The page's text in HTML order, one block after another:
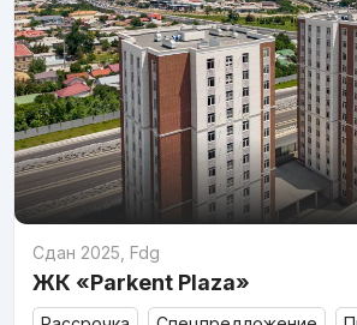
Сдан 2025 Fdg
ЖК «Parkent Plaza»